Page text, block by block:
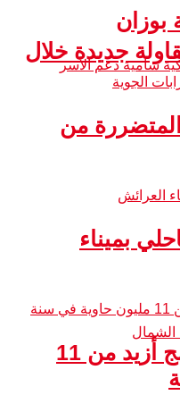
ألف مقاولة جديدة خلال
بوزان
من
بميناء
طنجة المتوسط يعالج أزيد من 11